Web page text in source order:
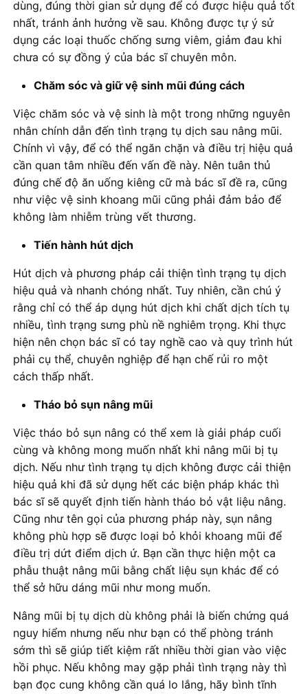
dùng, đúng thời gian sử dụng để có được hiệu quả tốt
nhất, tránh ảnh hưởng về sau. Không được tự ý sử
dụng các loại thuốc chống sưng viêm, giảm đau khi
chưa có sự đồng ý của bác sĩ chuyên môn.
Chăm sóc và giữ vệ sinh mũi đúng cách
Việc chăm sóc và vệ sinh là một trong những nguyên
nhân chính dẫn đến tình trạng tụ dịch sau nâng mũi.
Chính vì vậy, để có thể ngăn chặn và điều trị hiệu quả
cần quan tâm nhiều đến vấn đề này. Nên tuân thủ
đúng chế độ ăn uống kiêng cữ mà bác sĩ đề ra, cũng
như việc vệ sinh khoang mũi cũng phải đảm bảo để
không làm nhiễm trùng vết thương.
Tiến hành hút dịch
Hút dịch và phương pháp cải thiện tình trạng tụ dịch
hiệu quả và nhanh chóng nhất. Tuy nhiên, cần chú ý
rằng chỉ có thể áp dụng hút dịch khi chất dịch tích tụ
nhiều, tình trạng sưng phù nề nghiêm trọng. Khi thực
hiện nên chọn bác sĩ có tay nghề cao và quy trình hút
phải cụ thể, chuyên nghiệp để hạn chế rủi ro một
cách thấp nhất.
Tháo bỏ sụn nâng mũi
Việc tháo bỏ sụn nâng có thể xem là giải pháp cuối
cùng và không mong muốn nhất khi nâng mũi bị tụ
dịch. Nếu như tình trạng tụ dịch không được cải thiện
hiệu quả khi đã sử dụng hết các biện pháp khác thì
bác sĩ sẽ quyết định tiến hành tháo bỏ vật liệu nâng.
Cũng như tên gọi của phương pháp này, sụn nâng
không phù hợp sẽ được loại bỏ khỏi khoang mũi để
điều trị dứt điểm dịch ứ. Bạn cần thực hiện một ca
phẫu thuật nâng mũi bằng chất liệu sụn khác để có
thể sở hữu dáng mũi như mong muốn.
Nâng mũi bị tụ dịch dù không phải là biến chứng quá
nguy hiểm nhưng nếu như bạn có thể phòng tránh
sớm thì sẽ giúp tiết kiệm rất nhiều thời gian vào việc
hồi phục. Nếu không may gặp phải tình trạng này thì
bạn đọc cung không cần quá lo lắng, hãy bình tĩnh